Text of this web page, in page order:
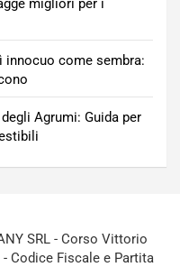
innocuo come sembra:
Agrumi: Guida per
SRL - Corso Vittorio
- Codice Fiscale e Partita